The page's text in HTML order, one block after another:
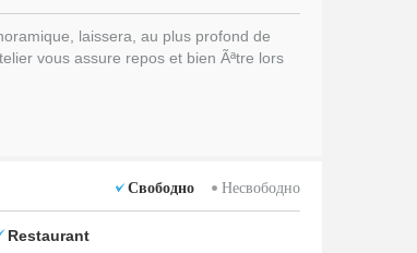
laissera, au plus profond de
vous assure repos et bien Ãªtre lors
Свободно Несвободно
Restaurant